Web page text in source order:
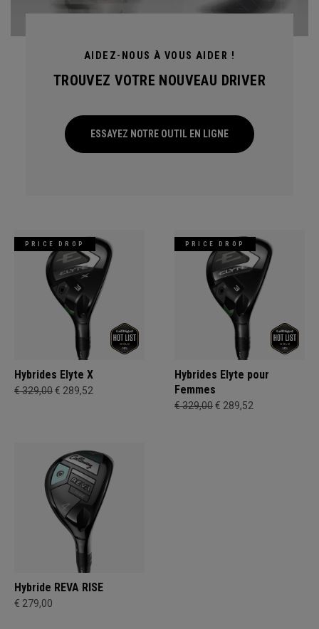
AIDEZ-NOUS À VOUS AIDER !
TROUVEZ VOTRE NOUVEAU DRIVER
ESSAYEZ NOTRE OUTIL EN LIGNE
PRICE DROP
Hybrides Elyte X
€ 329,00€ 289,52
PRICE DROP
Hybrides Elyte pour
Femmes
€ 329,00€ 289,52
Hybride REVA RISE
€ 279,00